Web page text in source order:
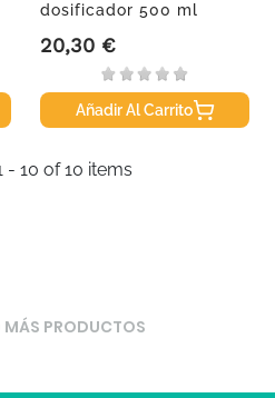
dosificador 500 ml
Precio
20,30 €
Añadir Al Carrito
- 10 of 10 items
PRODUCTOS